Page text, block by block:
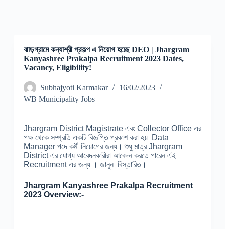
ঝাড়গ্রামে কন্যাশ্রী প্রকল্প এ নিয়োগ হচ্ছে DEO | Jhargram
Kanyashree Prakalpa Recruitment 2023 Dates,
Vacancy, Eligibility!
Subhajyoti Karmakar
16/02/2023
WB Municipality Jobs
Jhargram District Magistrate এবং Collector Office এর
পক্ষ থেকে সম্প্রতি একটি বিজ্ঞপ্তি প্রকাশ করা হয় Data
Manager পদে কর্মী নিয়োগের জন্য। শুধু মাত্র Jhargram
District এর যোগ্য আবেদনকারীরা আবেদন করতে পারেন এই
Recruitment এর জন্য । জানুন বিস্তারিত।
Jhargram Kanyashree Prakalpa Recruitment
2023 Overview:-